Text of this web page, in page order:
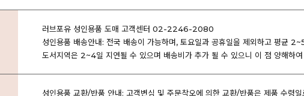
러브포유 성인용품 도매 고객센터 02-2246-2080
성인용품 배송안내: 전국 배송이 가능하며, 토요일과 공휴일을 제외하고 평균
도서지역은 2~4일 지연될 수 있으며 배송비가 추가 될 수 있으니 이 점 양해하
성인용품 교환/반품 안내: 고객변심 및 주문착오에 의한 교환/반품은 제품 수령